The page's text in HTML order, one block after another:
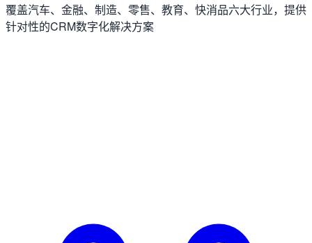
覆盖汽车、金融、制造、零售、教育、快消品六大行业，提供
针对性的CRM数字化解决方案